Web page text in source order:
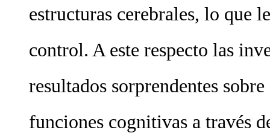
estructuras cerebrales, lo que
control. A este respecto las
resultados sorprendentes
funciones cognitivas a través